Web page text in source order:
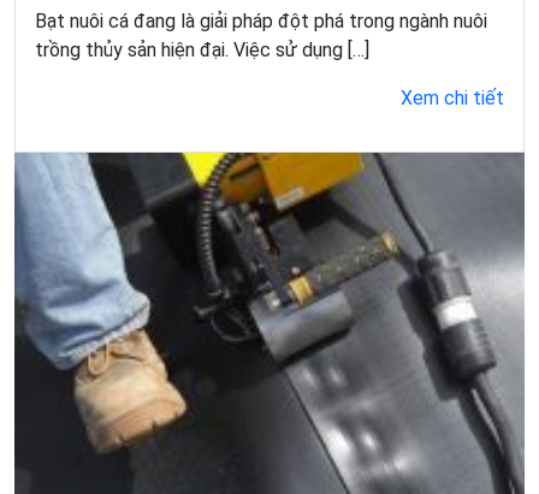
Bạt nuôi cá đang là giải pháp đột phá trong ngành nuôi
trồng thủy sản hiện đại. Việc sử dụng […]
Xem chi tiết